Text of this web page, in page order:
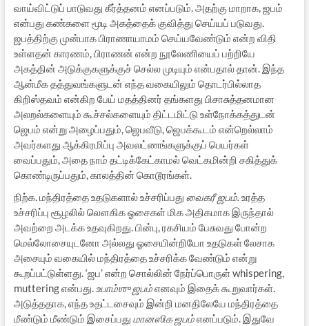
வாய்விட்டுப் பாடுவது கீர்த்தனம் எனப்படும். அதற்கு மாறாக, ஜபம்
என்பது கண்களை மூடி அகத்தைக் குவித்து செய்யப் படுவது.
ஜபத்திற்கு முன்பாக பிராணாயாமம் செய்யவேண்டும் என்ற விதி
உள்ளதன் காரணம், பிராணன் என்ற நூலேணியைப் பற்றியே
அகத்தின் அடுக்குகளுக்குச் செல்ல முடியும் என்பதால் தான். இந்த
ஆன்மீக தத்துவங்களுடன் எந்த வகையிலும் தொடர்பில்லாத
கிறிஸ்தவம் என்கிற பேய் மதத்தினர் தங்களது பிசாசுத்தனமான
அலறல்களையும் கூச்சல்களையும் திட்டமிட்டு உள்நோக்கத்துடன்
ஜெபம் என்று அழைப்பதும், ஜெபவீடு, ஜெபக்கூடம் என்றெல்லாம்
அவர்களது ஆக்கிரமிப்பு அவலட்ணங்களுக்குப் பெயர்கள்
வைப்பதும், அதை நாம் தட்டிக்கேட்காமல் வெட்கமின்றி சகித்துக்
கொண்டிருப்பதும், காலத்தின் கொடூரங்கள்.
நிற்க. மந்திரத்தை உதடுகளால் உச்சரிப்பது வைகரீ ஜபம். உரத்த
உச்சரிப்பு சூழலில் லௌகிக ஓசைகள் மிக அதிகமாக இருந்தால்
அவற்றை அடக்க உதவுகிறது. பின்பு, ரகசியம் பேசுவது போன்ற
மெல்லோசையுடனோ அல்லது ஓசையின்றியோ உதடுகள் லேசாக
அசையும் வகையில் மந்திரத்தை உச்சரிக்க வேண்டும் என்று
கூறப்பட்டுள்ளது. ‘ஜப’ என்ற சொல்லின் நேர்ப்பொருள் whispering,
muttering என்பது. உபாம்ஶு ஜபம்எனவும் இதைக் கூறுவார்கள்.
அடுத்ததாக, எந்த உதட்டசைவும் இன்றி மனதிலேயே மந்திரத்தை
மீண்டும் மீண்டும் இசைப்பது மானஸிக ஜபம்எனப்படும். இதுவே